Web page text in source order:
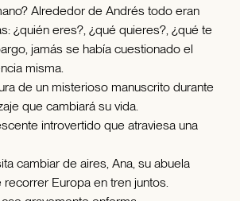
Alrededor de Andrés todo eran
¿quién eres?, ¿qué quieres?, ¿qué te
jamás se había cuestionado el
misma.
de un misterioso manuscrito durante
que cambiará su vida.
introvertido que atraviesa una
cambiar de aires, Ana, su abuela
recorrer Europa en tren juntos.